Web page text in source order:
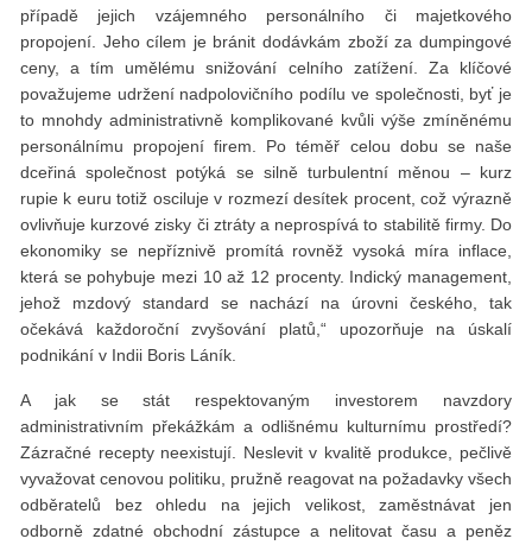
případě jejich vzájemného personálního či majetkového
propojení. Jeho cílem je bránit dodávkám zboží za dumpingové
ceny, a tím umělému snižování celního zatížení. Za klíčové
považujeme udržení nadpolovičního podílu ve společnosti, byť je
to mnohdy administrativně komplikované kvůli výše zmíněnému
personálnímu propojení firem. Po téměř celou dobu se naše
dceřiná společnost potýká se silně turbulentní měnou – kurz
rupie k euru totiž osciluje v rozmezí desítek procent, což výrazně
ovlivňuje kurzové zisky či ztráty a neprospívá to stabilitě firmy. Do
ekonomiky se nepříznivě promítá rovněž vysoká míra inflace,
která se pohybuje mezi 10 až 12 procenty. Indický management,
jehož mzdový standard se nachází na úrovni českého, tak
očekává každoroční zvyšování platů,“ upozorňuje na úskalí
podnikání v Indii Boris Láník.
A jak se stát respektovaným investorem navzdory
administrativním překážkám a odlišnému kulturnímu prostředí?
Zázračné recepty neexistují. Neslevit v kvalitě produkce, pečlivě
vyvažovat cenovou politiku, pružně reagovat na požadavky všech
odběratelů bez ohledu na jejich velikost, zaměstnávat jen
odborně zdatné obchodní zástupce a nelitovat času a peněz